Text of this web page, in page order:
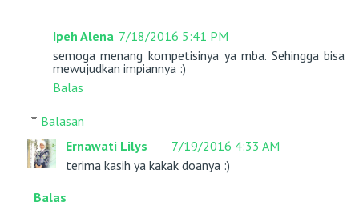
Ipeh Alena 7/18/2016 5:41 PM
semoga menang kompetisinya ya mba. Sehingga bisa
mewujudkan impiannya :)
Balas
Balasan
Ernawati Lilys
7/19/2016 4:33 AM
terima kasih ya kakak doanya :)
Balas